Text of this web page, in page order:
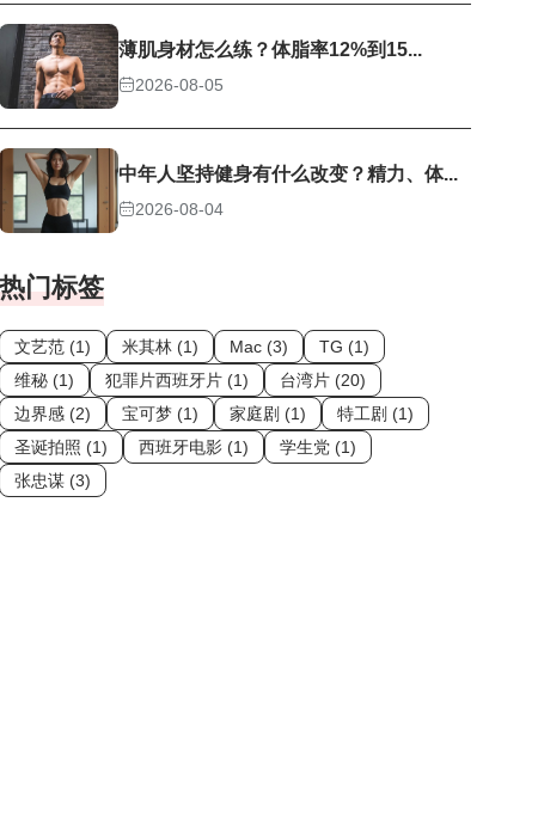
薄肌身材怎么练？体脂率12%到15...
2026-08-05
中年人坚持健身有什么改变？精力、体...
2026-08-04
热门标签
文艺范 (1) 米其林 (1) Mac (3)
TG (1)
维秘 (1)
犯罪片西班牙片 (1)
台湾片 (20)
边界感 (2)
宝可梦 (1) 家庭剧 (1)
特工剧 (1)
圣诞拍照 (1)
西班牙电影 (1)
学生党 (1)
张忠谋 (3)